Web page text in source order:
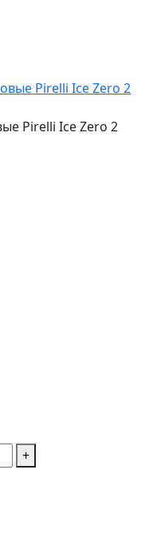
Pirelli Ice Zero 2
+